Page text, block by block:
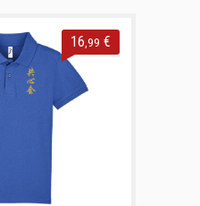
16 ,99 €